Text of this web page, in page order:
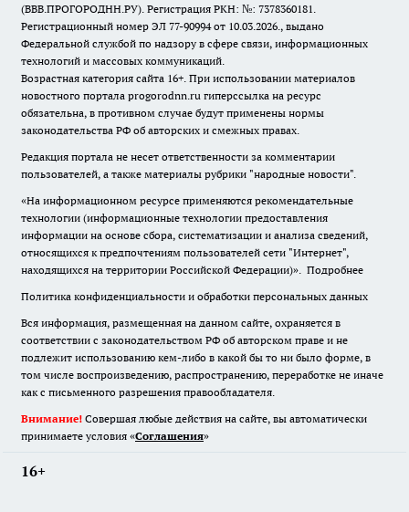
(ВВВ.ПРОГОРОДНН.РУ). Регистрация РКН: №: 7378360181.
Регистрационный номер ЭЛ 77-90994 от 10.03.2026., выдано
Федеральной службой по надзору в сфере связи, информационных
технологий и массовых коммуникаций.
Возрастная категория сайта 16+. При использовании материалов
новостного портала progorodnn.ru гиперссылка на ресурс
обязательна, в противном случае будут применены нормы
законодательства РФ об авторских и смежных правах.
Редакция портала не несет ответственности за комментарии
пользователей, а также материалы рубрики "народные новости".
«На информационном ресурсе применяются рекомендательные
технологии (информационные технологии предоставления
информации на основе сбора, систематизации и анализа сведений,
относящихся к предпочтениям пользователей сети "Интернет",
находящихся на территории Российской Федерации)». Подробнее
Политика конфиденциальности и обработки персональных данных
Вся информация, размещенная на данном сайте, охраняется в
соответствии с законодательством РФ об авторском праве и не
подлежит использованию кем-либо в какой бы то ни было форме, в
том числе воспроизведению, распространению, переработке не иначе
как с письменного разрешения правообладателя.
Внимание! Совершая любые действия на сайте, вы автоматически
принимаете условия «Cоглашения»
16+